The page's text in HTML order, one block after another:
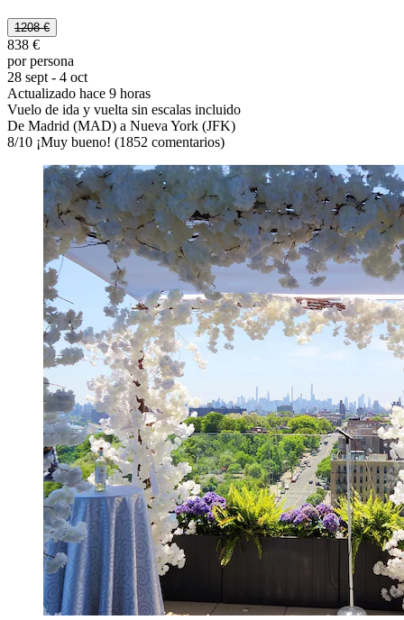
1208 €
838 €
por persona
28 sept - 4 oct
Actualizado hace 9 horas
Vuelo de ida y vuelta sin escalas incluido
De Madrid (MAD) a Nueva York (JFK)
8/10 ¡Muy bueno! (1852 comentarios)